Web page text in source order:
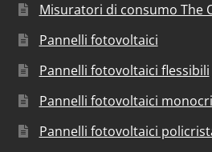
Misuratori di consumo The
Pannelli fotovoltaici
Pannelli fotovoltaici flessibili
Pannelli fotovoltaici
Pannelli fotovoltaici